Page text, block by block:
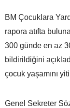
BM Çocuklara
rapora atıfta
300 günde en az
bildirildiğini
çocuk yaşamını
Genel Sekreter